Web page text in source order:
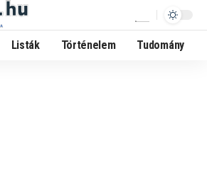
Listák Történelem Tudomány